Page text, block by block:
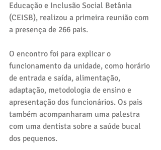
Educação e Inclusão Social Betânia
(CEISB), realizou a primeira reunião com
a presença de 266 pais.
O encontro foi para explicar o
funcionamento da unidade, como horário
de entrada e saída, alimentação,
adaptação, metodologia de ensino e
apresentação dos funcionários. Os pais
também acompanharam uma palestra
com uma dentista sobre a saúde bucal
dos pequenos.